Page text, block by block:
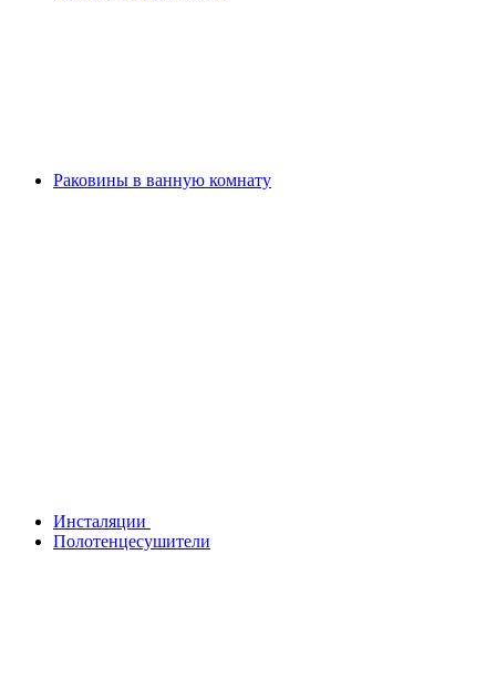
Раковины в ванную комнату
Инсталяции
Полотенцесушители